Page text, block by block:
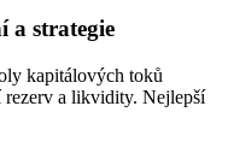
a strategie
kapitálových toků
a likvidity. Nejlepší